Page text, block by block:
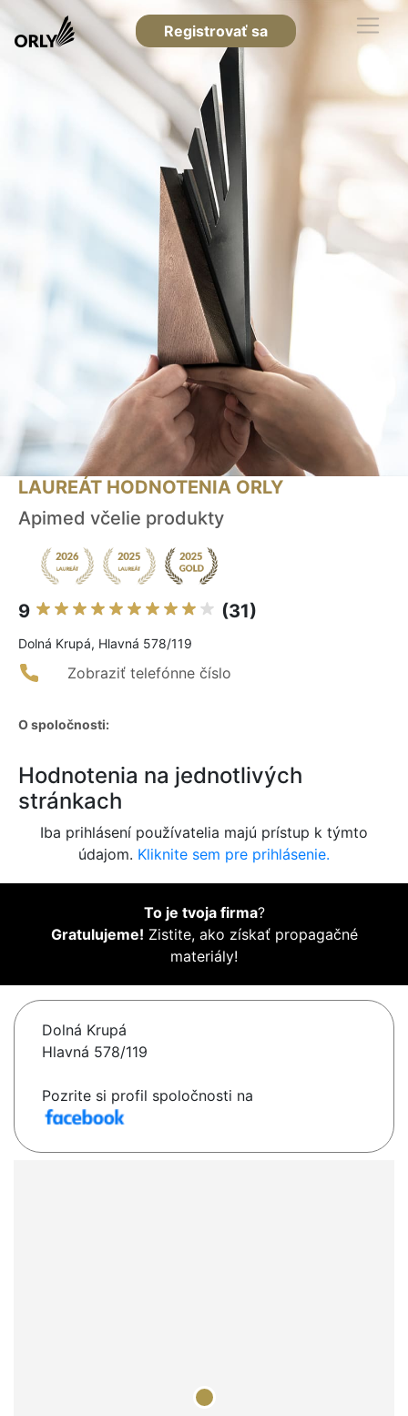
Registrovať sa
LAUREÁT HODNOTENIA ORLY
Apimed včelie produkty
9 (31)
Dolná Krupá, Hlavná 578/119
Zobraziť telefónne číslo
O spoločnosti:
Hodnotenia na jednotlivých
stránkach
Iba prihlásení používatelia majú prístup k týmto
údajom. Kliknite sem pre prihlásenie.
To je tvoja firma?
Gratulujeme! Zistite, ako získať propagačné
materiály!
Dolná Krupá
Hlavná 578/119
Pozrite si profil spoločnosti na